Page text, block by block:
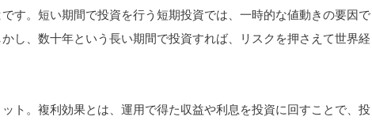
です。短い期間で投資を行う短期投資では、一時的な値動きの要因で
し、数十年という長い期間で投資すれば、リスクを押さえて世界経
ト。複利効果とは、運用で得た収益や利息を投資に回すことで、投